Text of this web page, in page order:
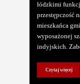
łódzkimi
przestępczość
mieszkańca
wyposażonej
indyjskich.
Czytaj więcej